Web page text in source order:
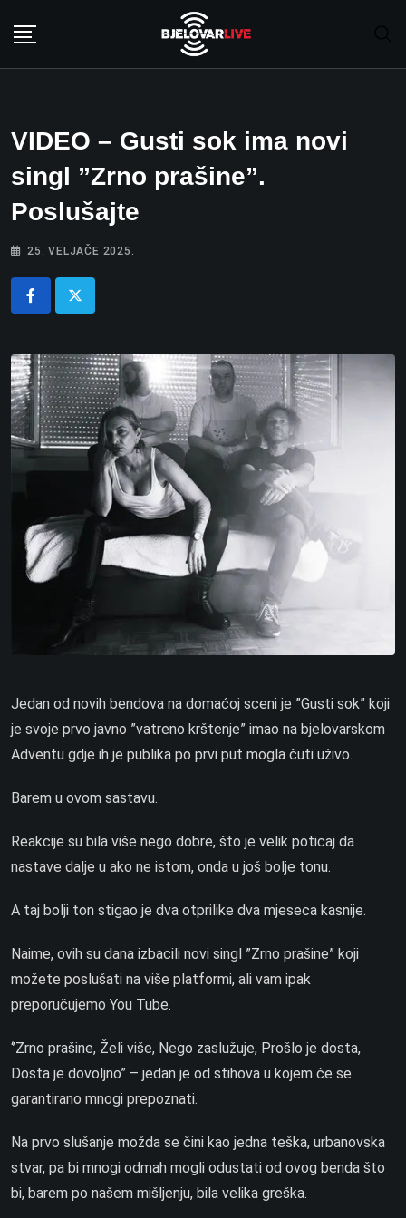
VIDEO – Gusti sok ima novi
singl ”Zrno prašine”.
Poslušajte
25. VELJAČE 2025.
Jedan od novih bendova na domaćoj sceni je ”Gusti sok” koji
je svoje prvo javno ”vatreno krštenje” imao na bjelovarskom
Adventu gdje ih je publika po prvi put mogla čuti uživo.
Barem u ovom sastavu.
Reakcije su bila više nego dobre, što je velik poticaj da
nastave dalje u ako ne istom, onda u još bolje tonu.
A taj bolji ton stigao je dva otprilike dva mjeseca kasnije.
Naime, ovih su dana izbacili novi singl ”Zrno prašine” koji
možete poslušati na više platformi, ali vam ipak
preporučujemo You Tube.
‘’Zrno prašine, Želi više, Nego zaslužuje, Prošlo je dosta,
Dosta je dovoljno” – jedan je od stihova u kojem će se
garantirano mnogi prepoznati.
Na prvo slušanje možda se čini kao jedna teška, urbanovska
stvar, pa bi mnogi odmah mogli odustati od ovog benda što
bi, barem po našem mišljenju, bila velika greška.